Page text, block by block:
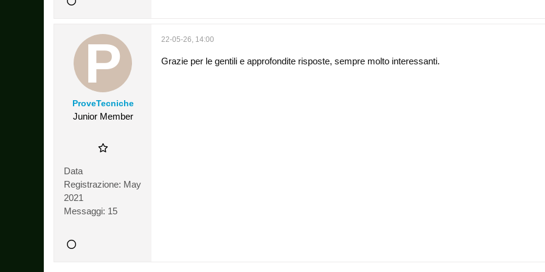
ProveTecniche
Junior Member
Data
Registrazione: May
2021
Messaggi: 15
22-05-26, 14:00
Grazie per le gentili e approfondite risposte, sempre molto interessanti.